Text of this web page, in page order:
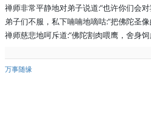
禅师非常平静地对弟子说道:“也许你们会
弟子们不服，私下喃喃地嘀咕:“把佛陀圣
禅师慈悲地呵斥道:“佛陀割肉喂鹰，舍身
万事随缘